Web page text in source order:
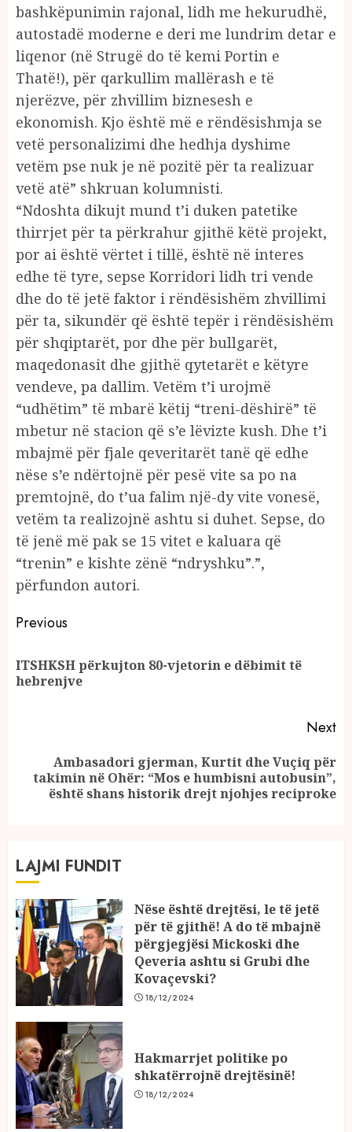
bashkëpunimin rajonal, lidh me hekurudhë,
autostadë moderne e deri me lundrim detar e
liqenor (në Strugë do të kemi Portin e
Thatë!), për qarkullim mallërash e të
njerëzve, për zhvillim biznesesh e
ekonomish. Kjo është më e rëndësishmja se
vetë personalizimi dhe hedhja dyshime
vetëm pse nuk je në pozitë për ta realizuar
vetë atë” shkruan kolumnisti.
“Ndoshta dikujt mund t’i duken patetike
thirrjet për ta përkrahur gjithë këtë projekt,
por ai është vërtet i tillë, është në interes
edhe të tyre, sepse Korridori lidh tri vende
dhe do të jetë faktor i rëndësishëm zhvillimi
për ta, sikundër që është tepër i rëndësishëm
për shqiptarët, por dhe për bullgarët,
maqedonasit dhe gjithë qytetarët e këtyre
vendeve, pa dallim. Vetëm t’i urojmë
“udhëtim” të mbarë këtij “treni-dëshirë” të
mbetur në stacion që s’e lëvizte kush. Dhe t’i
mbajmë për fjale qeveritarët tanë që edhe
nëse s’e ndërtojnë për pesë vite sa po na
premtojnë, do t’ua falim një-dy vite vonesë,
vetëm ta realizojnë ashtu si duhet. Sepse, do
të jenë më pak se 15 vitet e kaluara që
“trenin” e kishte zënë “ndryshku”.”,
përfundon autori.
Continue
Reading
Previous
ITSHKSH përkujton 80-vjetorin e dëbimit të
hebrenjve
Next
Next
Ambasadori gjerman, Kurtit dhe Vuçiq për
takimin në Ohër: “Mos e humbisni autobusin”,
është shans historik drejt njohjes reciproke
LAJMI FUNDIT
Nëse është drejtësi, le të jetë
për të gjithë! A do të mbajnë
përgjegjësi Mickoski dhe
Qeveria ashtu si Grubi dhe
Kovaçevski?
18/12/2024
Hakmarrjet politike po
shkatërrojnë drejtësinë!
18/12/2024